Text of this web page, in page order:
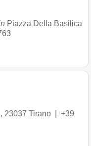
Piazza Della Basilica
, 23037 Tirano
+39